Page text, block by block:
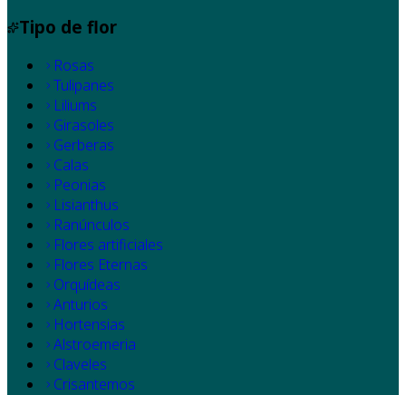
Tipo de flor
Rosas
Tulipanes
Liliums
Girasoles
Gerberas
Calas
Peonias
Lisianthus
Ranúnculos
Flores artificiales
Flores Eternas
Orquídeas
Anturios
Hortensias
Alstroemeria
Claveles
Crisantemos